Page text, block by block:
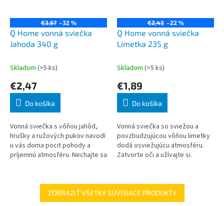
€3,67 –32 %
Q Home vonná sviečka
Jahoda 340 g
Skladom (>5 ks)
€2,47
Do košíka
Vonná sviečka s vôňou jahôd,
hrušky a ružových pukov navodí
u vás doma pocit pohody a
príjemnú atmosféru. Nechajte sa
€2,43 –22 %
Q Home vonná sviečka
Limetka 235 g
Skladom (>5 ks)
€1,89
Do košíka
Vonná sviečka so sviežou a
povzbudzujúcou vôňou limetky
dodá osviežujúcu atmosféru.
Zatvorte oči a užívajte si.
ZOBRAZIŤ VŠETKY SÚVISIACE PRODUKTY